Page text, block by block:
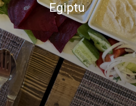
Egiptu